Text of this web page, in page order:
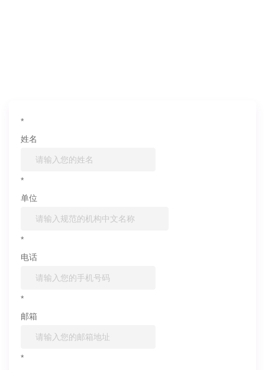
*
姓名
*
单位
*
电话
*
邮箱
*